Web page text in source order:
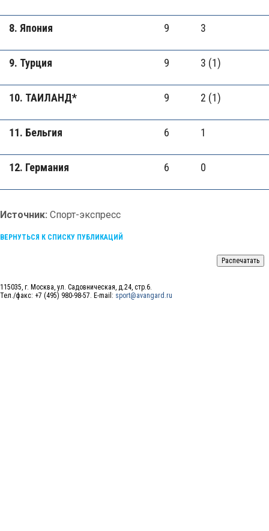
8. Япония 9 3
9. Турция 9 3 (1)
10. ТАИЛАНД* 9 2 (1)
11. Бельгия 6 1
12. Германия 6 0
Источник: Спорт-экспресс
ВЕРНУТЬСЯ К СПИСКУ ПУБЛИКАЦИЙ
115035, г. Москва, ул. Садовническая, д.24, стр.6.
Тел./факс: +7 (495) 980-98-57. E-mail: sport@avangard.ru